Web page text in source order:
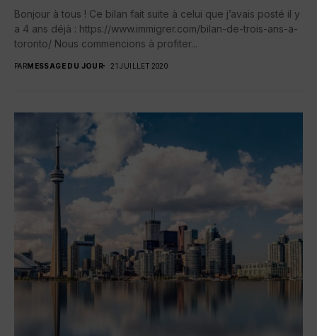
Bonjour à tous ! Ce bilan fait suite à celui que j’avais posté il y
a 4 ans déjà : https://www.immigrer.com/bilan-de-trois-ans-a-
toronto/ Nous commencions à profiter...
PARMESSAGE DU JOUR 21 JUILLET 2020